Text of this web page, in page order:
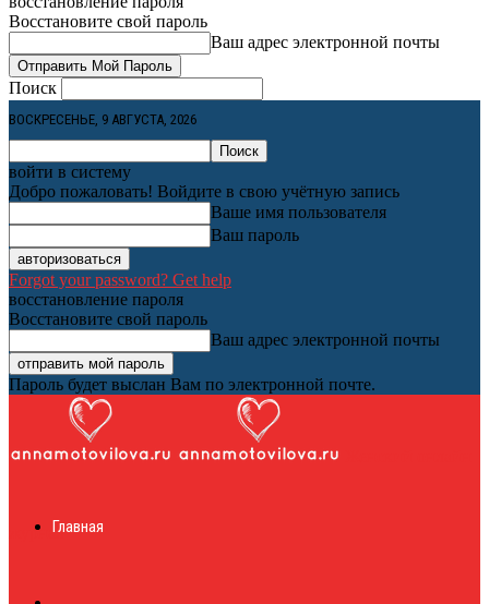
Восстановите свой пароль
Ваш адрес электронной почты
Поиск
ВОСКРЕСЕНЬЕ, 9 АВГУСТА, 2026
войти в систему
Добро пожаловать! Войдите в свою учётную запись
Ваше имя пользователя
Ваш пароль
Forgot your password? Get help
восстановление пароля
Восстановите свой пароль
Ваш адрес электронной почты
Пароль будет выслан Вам по электронной почте.
журналГлавная